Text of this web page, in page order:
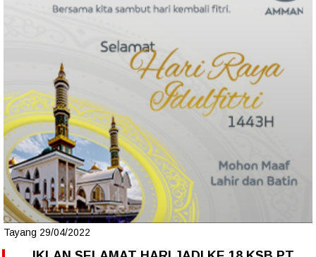
Tayang 29/04/2022